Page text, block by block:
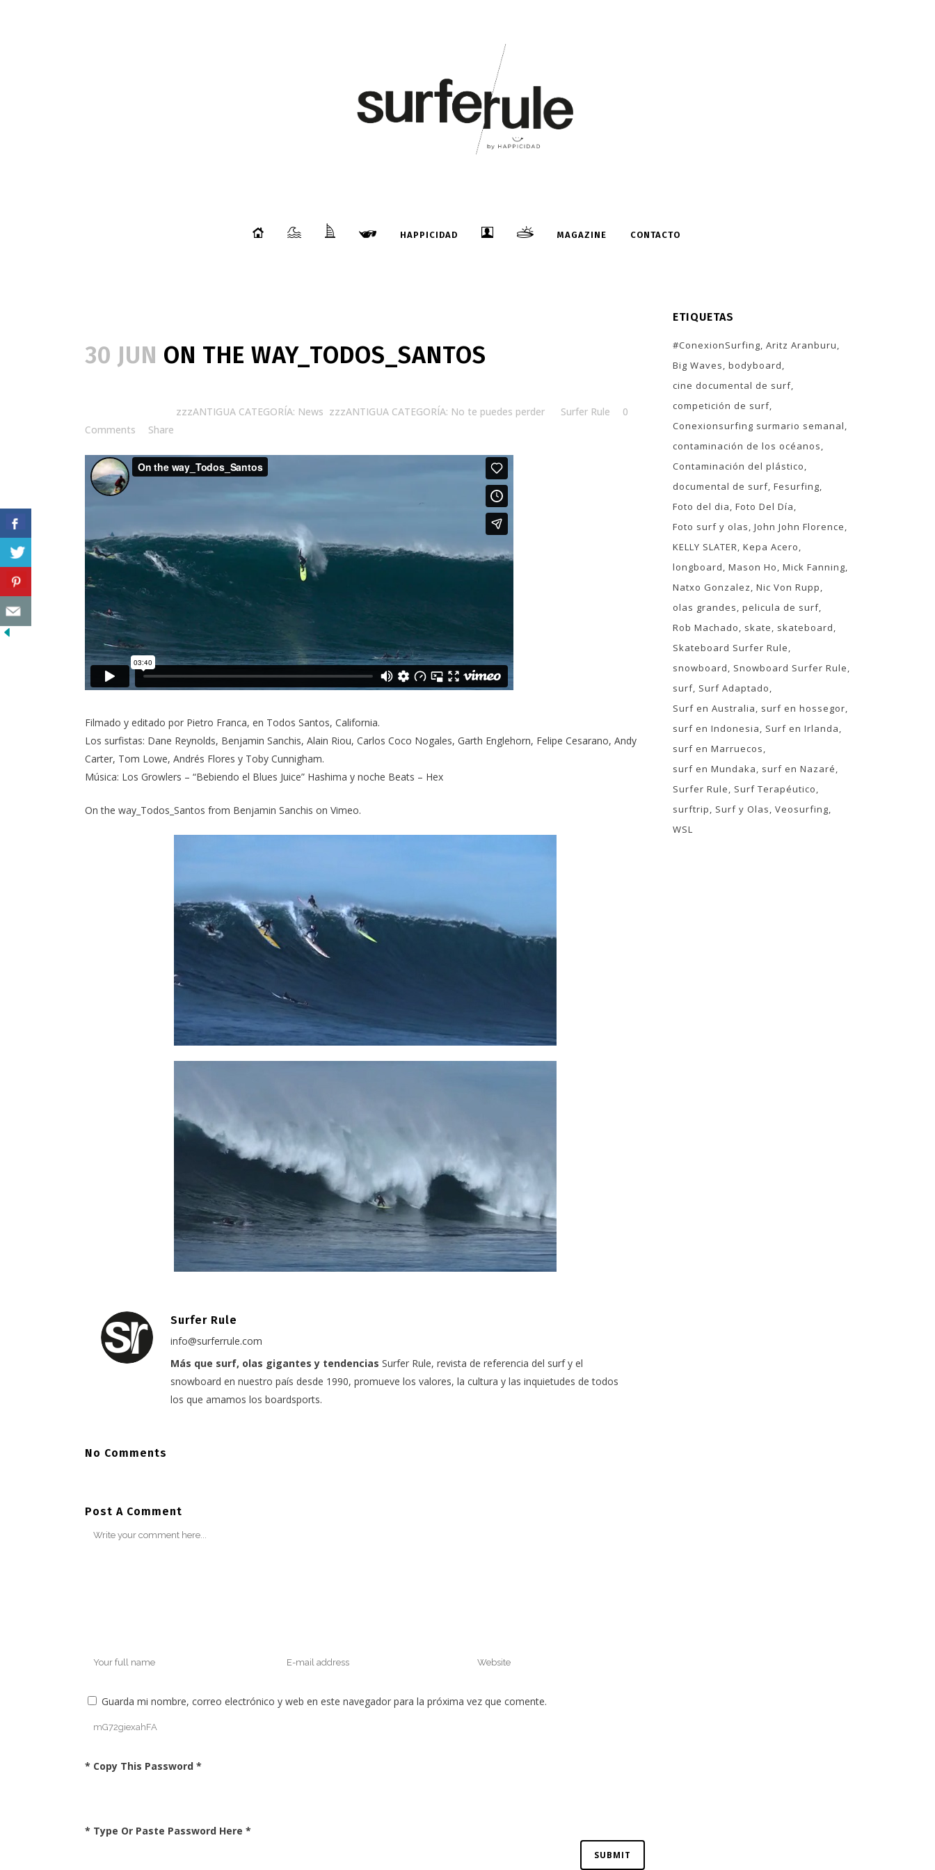
HAPPICIDAD MAGAZINE CONTACTO
30 JUN ON THE WAY_TODOS_SANTOS
zzzANTIGUA CATEGORÍA: News zzzANTIGUA CATEGORÍA: No te puedes perder Surfer Rule
0
Comments
Share
Filmado y editado por Pietro Franca, en Todos Santos, California.
Los surfistas: Dane Reynolds, Benjamin Sanchis, Alain Riou, Carlos Coco Nogales, Garth Englehorn, Felipe Cesarano, Andy
Carter, Tom Lowe, Andrés Flores y Toby Cunnigham.
Música: Los Growlers – “Bebiendo el Blues Juice” Hashima y noche Beats – Hex
On the way_Todos_Santos from Benjamin Sanchis on Vimeo.
Surfer Rule
info@surferrule.com
Más que surf, olas gigantes y tendencias Surfer Rule, revista de referencia del surf y el
snowboard en nuestro país desde 1990, promueve los valores, la cultura y las inquietudes de todos
los que amamos los boardsports.
No Comments
Post A Comment
Guarda mi nombre, correo electrónico y web en este navegador para la próxima vez que comente.
* Copy This Password *
* Type Or Paste Password Here *
ETIQUETAS
#ConexionSurfing Aritz Aranburu
Big Waves bodyboard
cine documental de surf
competición de surf
Conexionsurfing surmario semanal
contaminación de los océanos
Contaminación del plástico
documental de surf Fesurfing
Foto del dia Foto Del Día
Foto surf y olas John John Florence
KELLY SLATER Kepa Acero
longboard Mason Ho Mick Fanning
Natxo Gonzalez Nic Von Rupp
olas grandes pelicula de surf
Rob Machado
skate
skateboard
Skateboard Surfer Rule
snowboard
Snowboard Surfer Rule
surf Surf Adaptado
Surf en Australia
surf en hossegor
surf en Indonesia
Surf en Irlanda
surf en Marruecos
surf en Mundaka
surf en Nazaré
Surfer Rule
Surf Terapéutico
surftrip
Surf y Olas Veosurfing
WSL